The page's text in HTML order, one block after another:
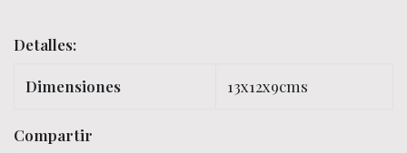
Detalles:
Dimensiones 13x12x9cms
Compartir